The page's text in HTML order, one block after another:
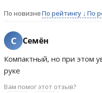
По новизнеПо рейтингу ↓ По
С Семён
Компактный, но при этом
руке
Вам помог этот отзыв?